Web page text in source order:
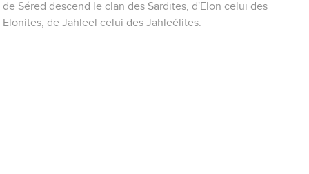
de Séred descend le clan des Sardites, d'Elon celui des
Elonites, de Jahleel celui des Jahleélites.